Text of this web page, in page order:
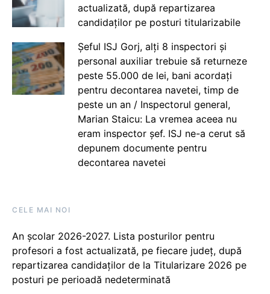
actualizată, după repartizarea
candidaților pe posturi titularizabile
Șeful ISJ Gorj, alți 8 inspectori și
personal auxiliar trebuie să returneze
peste 55.000 de lei, bani acordați
pentru decontarea navetei, timp de
peste un an / Inspectorul general,
Marian Staicu: La vremea aceea nu
eram inspector șef. ISJ ne-a cerut să
depunem documente pentru
decontarea navetei
CELE MAI NOI
An școlar 2026-2027. Lista posturilor pentru
profesori a fost actualizată, pe fiecare județ, după
repartizarea candidaților de la Titularizare 2026 pe
posturi pe perioadă nedeterminată